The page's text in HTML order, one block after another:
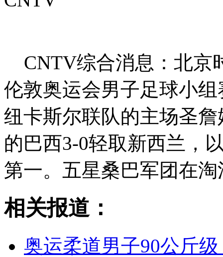
CNTV综合消息：北京
伦敦奥运会男子足球小
纽卡斯尔联队的主场圣
的巴西3-0轻取新西兰，
第一。五星桑巴军团在
相关报道：
奥运柔道男子90公斤